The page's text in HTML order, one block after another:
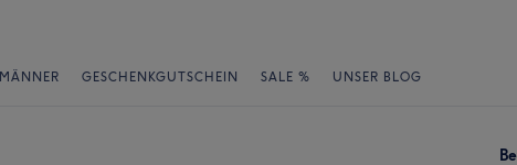
MÄNNER GESCHENKGUTSCHEIN SALE % UNSER BLOG